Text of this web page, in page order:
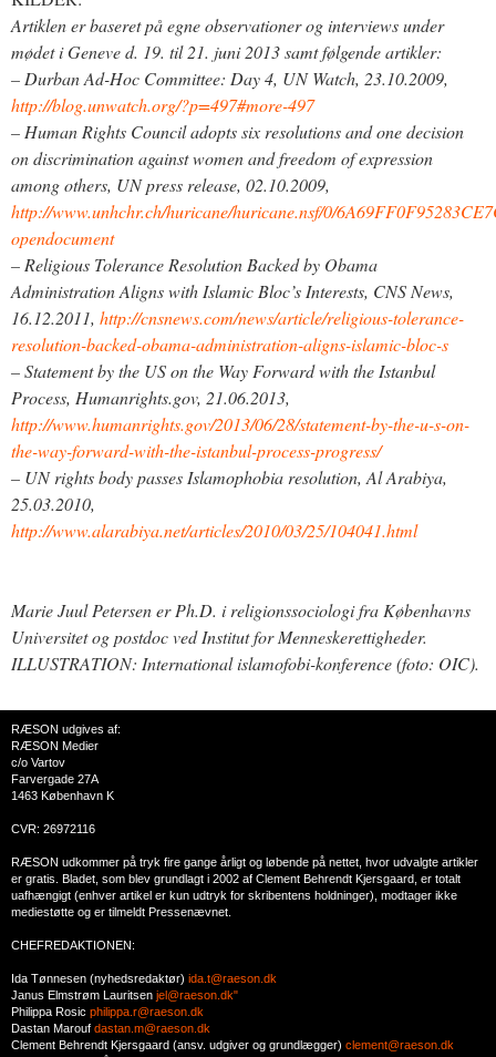
Artiklen er baseret på egne observationer og interviews under
mødet i Geneve d. 19. til 21. juni 2013 samt følgende artikler:
– Durban Ad-Hoc Committee: Day 4, UN Watch, 23.10.2009,
http://blog.unwatch.org/?p=497#more-497
– Human Rights Council adopts six resolutions and one decision
on discrimination against women and freedom of expression
among others, UN press release, 02.10.2009,
http://www.unhchr.ch/huricane/huricane.nsf/0/
opendocument
– Religious Tolerance Resolution Backed by Obama
Administration Aligns with Islamic Bloc’s Interests, CNS News,
16.12.2011, http://cnsnews.com/news/article/religious-tolerance-
resolution-backed-obama-administration-aligns-islamic-bloc-s
– Statement by the US on the Way Forward with the Istanbul
Process, Humanrights.gov, 21.06.2013,
http://www.humanrights.gov/2013/06/28/statement-by-the-u-s-on-
the-way-forward-with-the-istanbul-process-progress/
– UN rights body passes Islamophobia resolution, Al Arabiya,
25.03.2010,
http://www.alarabiya.net/articles/2010/03/25/104041.html
Marie Juul Petersen er Ph.D. i religionssociologi fra Københavns
Universitet og postdoc ved Institut for Menneskerettigheder.
ILLUSTRATION: International islamofobi-konference (foto: OIC).
RÆSON udgives af:
RÆSON Medier
c/o Vartov
Farvergade 27A
1463 København K
CVR: 26972116
RÆSON udkommer på tryk fire gange årligt og løbende på nettet, hvor udvalgte artikler
er gratis. Bladet, som blev grundlagt i 2002 af Clement Behrendt Kjersgaard, er totalt
uafhængigt (enhver artikel er kun udtryk for skribentens holdninger), modtager ikke
mediestøtte og er tilmeldt Pressenævnet.
CHEFREDAKTIONEN:
Ida Tønnesen (nyhedsredaktør) ida.t@raeson.dk
Janus Elmstrøm Lauritsen jel@raeson.dk"
Philippa Rosic philippa.r@raeson.dk
Dastan Marouf dastan.m@raeson.dk
Clement Behrendt Kjersgaard (ansv. udgiver og grundlægger) clement@raeson.dk